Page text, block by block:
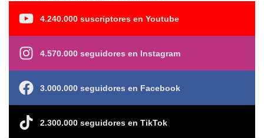
4.240.000 suscriptores en Youtube
4.570.000 seguidores en Instagram
3.000.000 seguidores en Facebook
2.300.000 seguidores en TikTok